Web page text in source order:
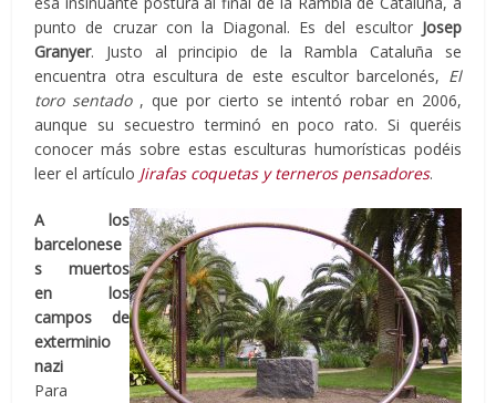
punto de cruzar con la Diagonal. Es del escultor Josep
Granyer. Justo al principio de la Rambla Cataluña se
encuentra otra escultura de este escultor barcelonés, El
toro sentado, que por cierto se intentó robar en 2006,
aunque su secuestro terminó en poco rato. Si queréis
conocer más sobre estas esculturas humorísticas podéis
leer el artículo Jirafas coquetas y terneros pensadores.
A los
barcelonese
s muertos
en los
campos de
exterminio
nazi
Para